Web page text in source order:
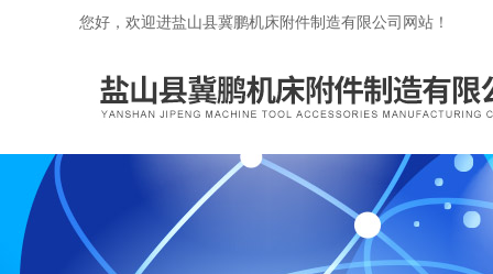
您好，欢迎进盐山县冀鹏机床附件制造有限公司网站！